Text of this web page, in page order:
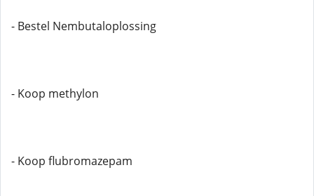
- Bestel Nembutaloplossing
- Koop methylon
- Koop flubromazepam